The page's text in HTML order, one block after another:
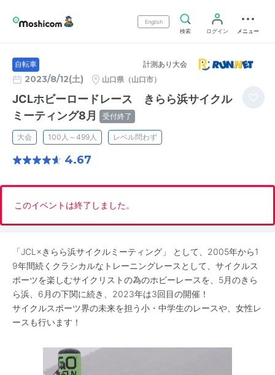
English
検索
ログイン メニュー
自転車 計測あり大会
2023/8/12(土) 山口県（山口市）
JCLホビーロードレース きらら浜サイクル
ミーティング8月
受付終了
大会 100人～499人 レベル問わず
4.67
このイベントは終了しました。
「JCL×きらら浜サイクルミーティング」 として、2005年から1
9年間続くクラシカルなトレーニングレースとして、サイクルス
ポーツを楽しむサイクリストの為のホビーレースを、5月のきら
ら浜、6月の下関に続き、2023年は3回目の開催！
サイクルスポーツ界の未来を担う小・中学生のレースや、女性レ
ースも行います！